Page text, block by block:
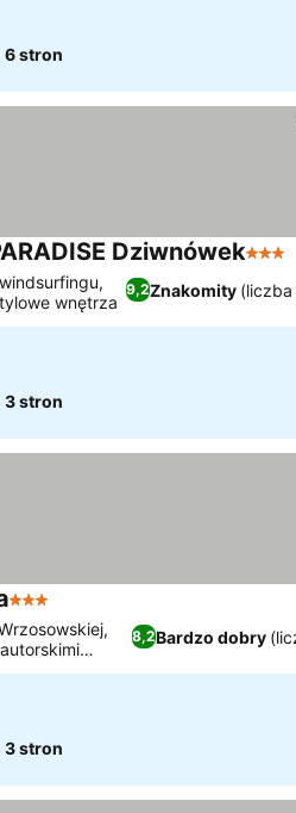
6 stron
Dziwnówek3
9,2Znakomity (liczba
wnętrza
3 stron
3 Kategoria
8,2Bardzo dobry
3 stron